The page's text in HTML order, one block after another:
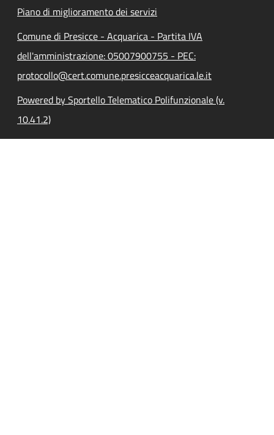
Piano di miglioramento dei servizi
Comune di Presicce - Acquarica - Partita IVA
dell'amministrazione: 05007900755 - PEC:
protocollo@cert.comune.presicceacquarica.le.it
Powered by Sportello Telematico Polifunzionale (v.
10.41.2)